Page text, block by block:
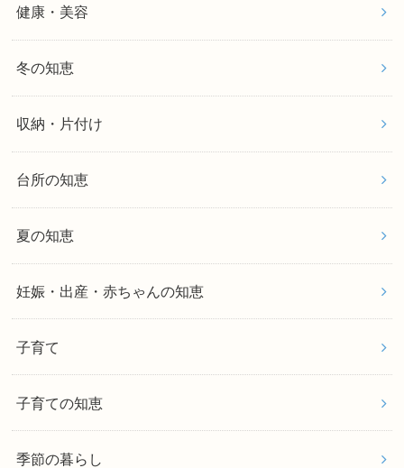
健康・美容
冬の知恵
収納・片付け
台所の知恵
夏の知恵
妊娠・出産・赤ちゃんの知恵
子育て
子育ての知恵
季節の暮らし